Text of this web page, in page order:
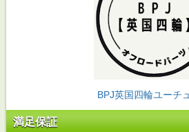
BPJ英国四輪ユーチ
満足保証